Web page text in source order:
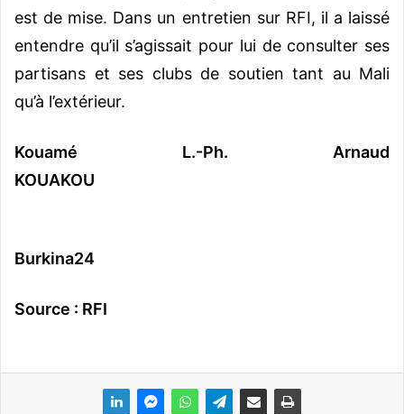
est de mise. Dans un entretien sur RFI, il a laissé
entendre qu’il s’agissait pour lui de consulter ses
partisans et ses clubs de soutien tant au Mali
qu’à l’extérieur.
Kouamé L.-Ph. Arnaud
KOUAKOU
Burkina24
Source : RFI